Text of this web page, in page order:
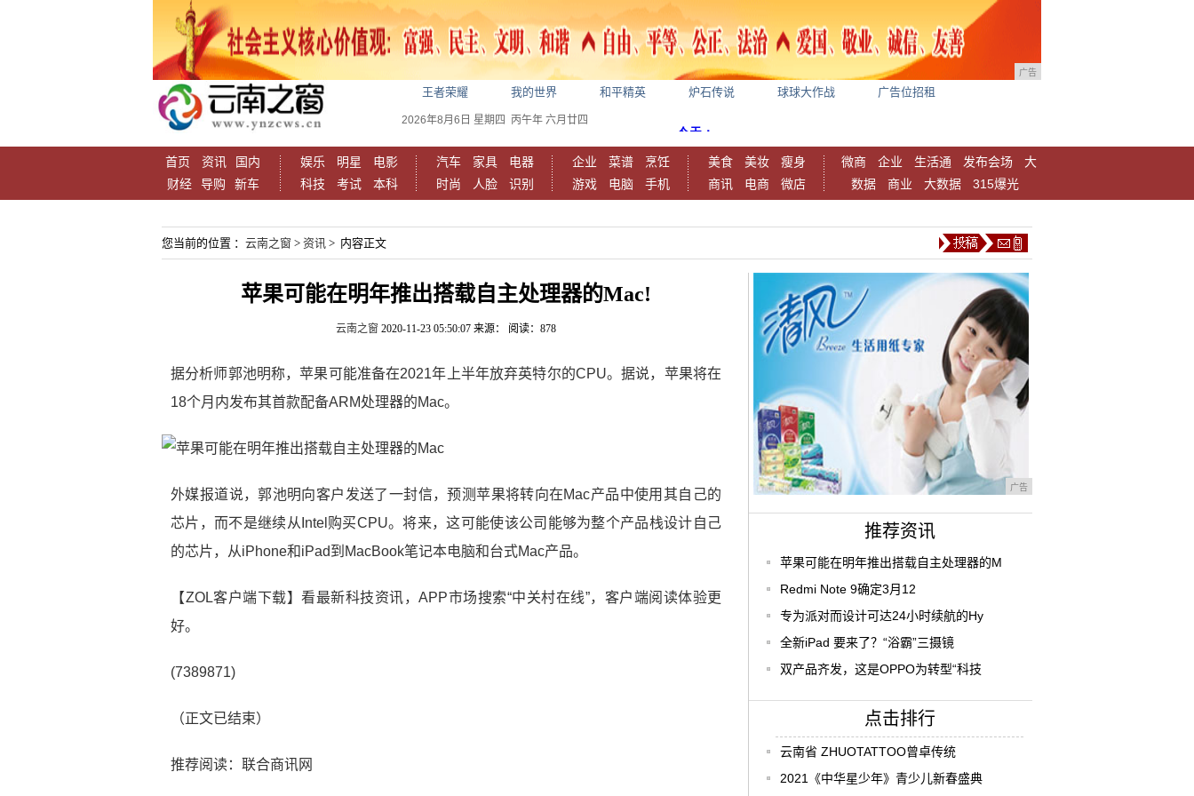
广告
王者荣耀 我的世界 和平精英 炉石传说 球球大作战 广告位招租
2026年8月6日 星期四 丙午年 六月廿四
首页 资讯
国内
财经
导购 新车
娱乐 明星
电影
科技
考试 本科
汽车 家具
电器
时尚
人脸 识别
企业 菜谱
烹饪
游戏
电脑 手机
美食 美妆
瘦身
商讯
电商 微店
微商 企业 生活通 发布会场
大
数据
商业 大数据 315爆光
您当前的位置 ： 云南之窗 > 资讯 > 内容正文
苹果可能在明年推出搭载自主处理器的Mac!
云南之窗 2020-11-23 05:50:07 来源： 阅读：878
据分析师郭池明称，苹果可能准备在2021年上半年放弃英特尔的CPU。据说，苹果将在
18个月内发布其首款配备ARM处理器的Mac。
外媒报道说，郭池明向客户发送了一封信，预测苹果将转向在Mac产品中使用其自己的
芯片，而不是继续从Intel购买CPU。将来，这可能使该公司能够为整个产品栈设计自己
的芯片，从iPhone和iPad到MacBook笔记本电脑和台式Mac产品。
【ZOL客户端下载】看最新科技资讯，APP市场搜索“中关村在线”，客户端阅读体验更
好。
(7389871)
（正文已结束）
推荐阅读： 联合商讯网
广告
推荐资讯
苹果可能在明年推出搭载自主处理器的M
Redmi Note 9确定3月12
专为派对而设计可达24小时续航的Hy
全新iPad 要来了？“浴霸”三摄镜
双产品齐发，这是OPPO为转型“科技
点击排行
云南省 ZHUOTATTOO曾卓传统
2021《中华星少年》青少儿新春盛典